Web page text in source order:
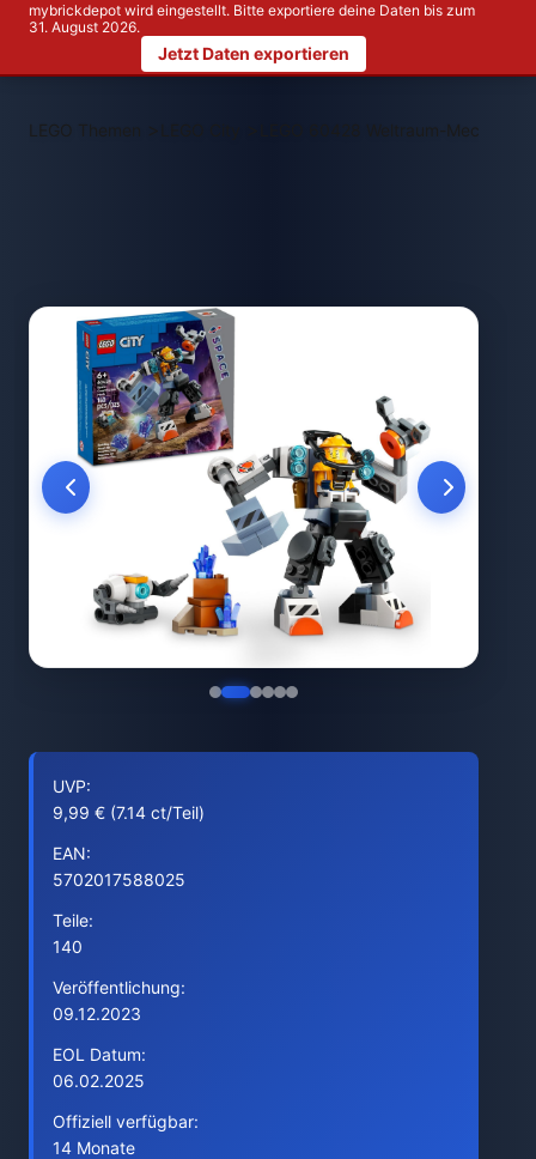
mybrickdepot wird eingestellt. Bitte exportiere deine Daten bis zum
31. August 2026.
Jetzt Daten exportieren
LEGO Themen > LEGO 60428 Weltraum-Mech
UVP:
9,99 € (7.14 ct/Teil)
EAN:
5702017588025
Teile:
140
Veröffentlichung:
09.12.2023
EOL Datum:
06.02.2025
Offiziell verfügbar:
14 Monate